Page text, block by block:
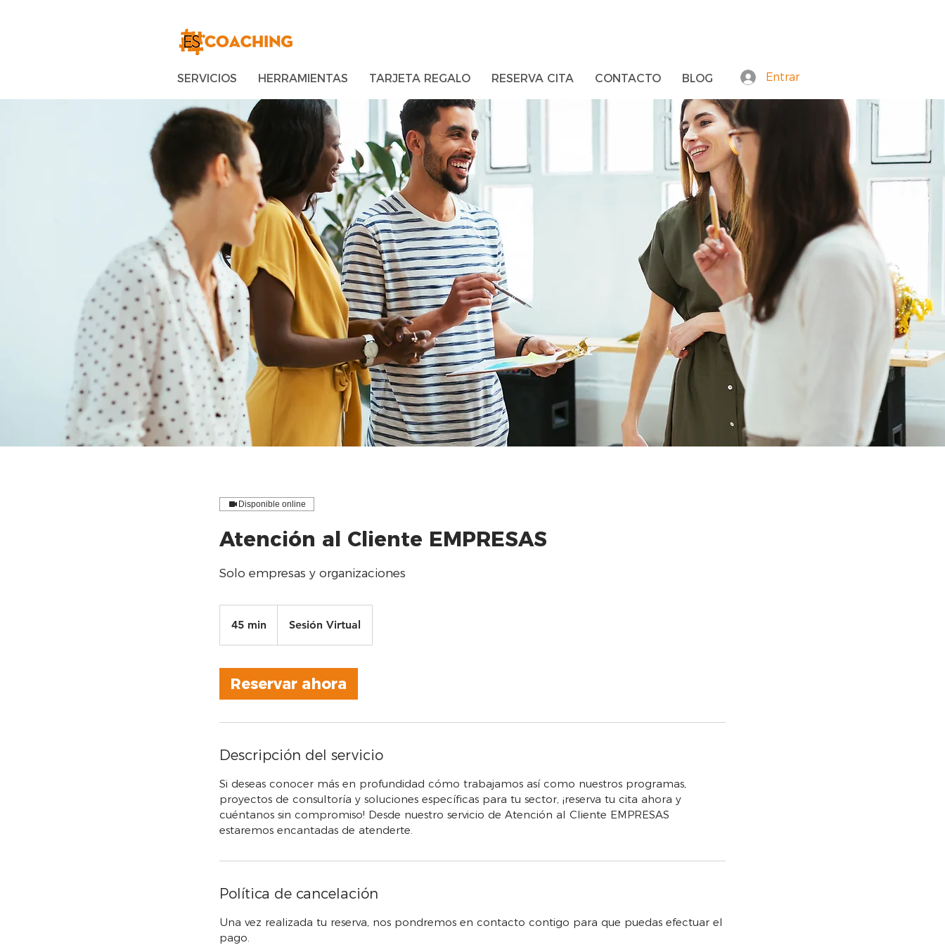
Entrar
SERVICIOS HERRAMIENTAS TARJETA REGALO RESERVA CITA CONTACTO BLOG
Disponible online
Atención al Cliente EMPRESAS
Solo empresas y organizaciones
45 min
5
i
Sesión Virtual
Reservar ahora
Descripción del servicio
Si deseas conocer más en profundidad cómo trabajamos así como nuestros programas,
proyectos de consultoría y soluciones específicas para tu sector, ¡reserva tu cita ahora y
cuéntanos sin compromiso! Desde nuestro servicio de Atención al Cliente EMPRESAS
estaremos encantadas de atenderte.
Política de cancelación
Una vez realizada tu reserva, nos pondremos en contacto contigo para que puedas efectuar el
pago.